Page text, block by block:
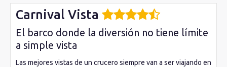
Carnival Vista
El barco donde la diversión no tiene límite
a simple vista
Las mejores vistas de un crucero siempre van a ser viajando en